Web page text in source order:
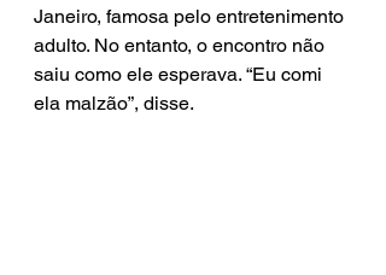
Janeiro, famosa pelo entretenimento
adulto. No entanto, o encontro não
saiu como ele esperava. “Eu comi
ela malzão”, disse.